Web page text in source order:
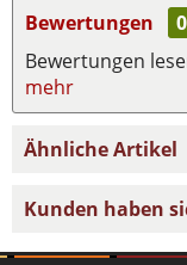
Bewertungen
0
Bewertungen
mehr
Ähnliche Artikel
Kunden haben